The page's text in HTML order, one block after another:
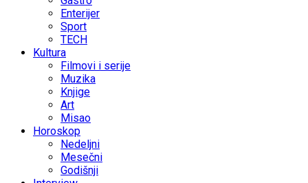
Enterijer
Sport
TECH
Kultura
Filmovi i serije
Muzika
Knjige
Art
Misao
Horoskop
Nedeljni
Mesečni
Godišnji